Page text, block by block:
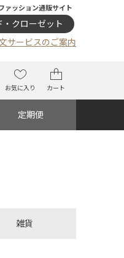
ァッション通販サイト
・クローゼット
サービスのご案内
お気に入り カート
定期便
雑貨